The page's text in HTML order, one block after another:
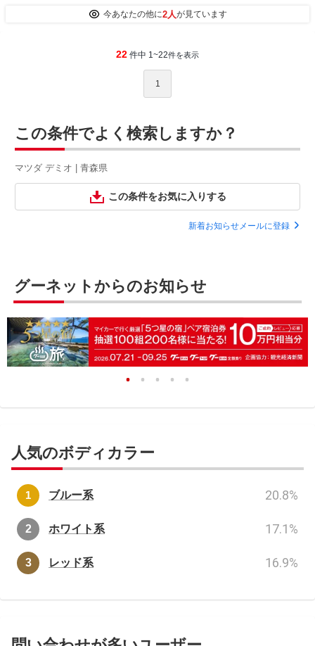
今あなたの他に2人が見ています
22 件中 1~22件を表示
1
この条件でよく検索しますか？
マツダ デミオ | 青森県
この条件をお気に入りする
新着お知らせメールに登録
グーネットからのお知らせ
人気のボディカラー
ブルー系 20.8%
ホワイト系 17.1%
レッド系 16.9%